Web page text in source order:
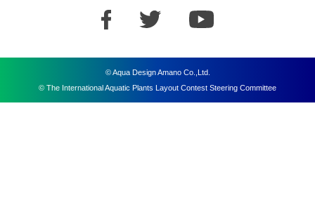
© Aqua Design Amano Co.,Ltd.
© The International Aquatic Plants Layout Contest Steering Committee